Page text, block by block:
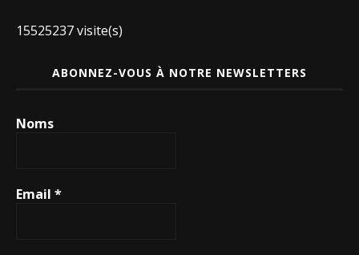
15525237 visite(s)
ABONNEZ-VOUS À NOTRE NEWSLETTERS
Noms
Email *